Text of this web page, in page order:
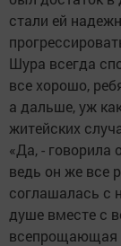
стали ей
Шура всегда
все хорошо,
а дальше, уж
житейских
«Да, - говорила
ведь он же все
соглашалась с
душе вместе с
всепрощающая